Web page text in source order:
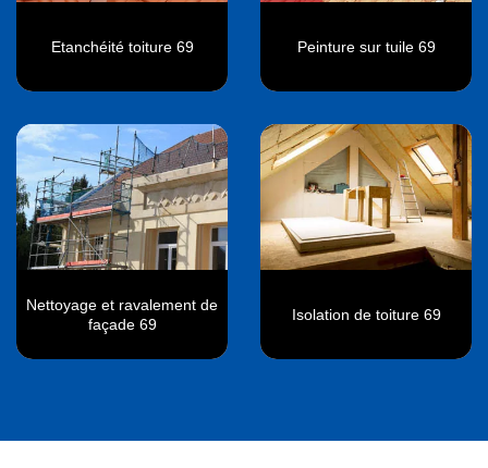
Etanchéité toiture 69 Peinture sur tuile 69
Nettoyage et ravalement de
façade 69
Isolation de toiture 69